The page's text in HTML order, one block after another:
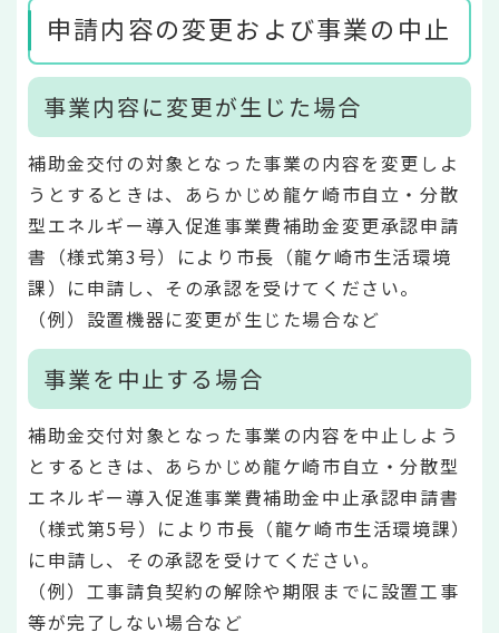
申請内容の変更および事業の中止
事業内容に変更が生じた場合
補助金交付の対象となった事業の内容を変更しよ
うとするときは、あらかじめ龍ケ崎市自立・分散
型エネルギー導入促進事業費補助金変更承認申請
書（様式第3号）により市長（龍ケ崎市生活環境
課）に申請し、その承認を受けてください。
（例）設置機器に変更が生じた場合など
事業を中止する場合
補助金交付対象となった事業の内容を中止しよう
とするときは、あらかじめ龍ケ崎市自立・分散型
エネルギー導入促進事業費補助金中止承認申請書
（様式第5号）により市長（龍ケ崎市生活環境課）
に申請し、その承認を受けてください。
（例）工事請負契約の解除や期限までに設置工事
等が完了しない場合など